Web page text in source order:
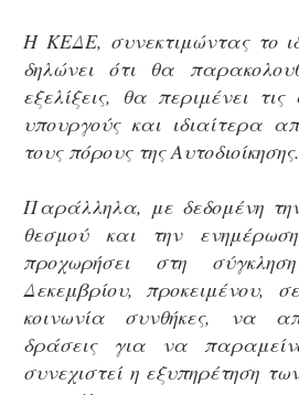
Η ΚΕΔΕ, συνεκτιμώντας το
δηλώνει ότι θα
εξελίξεις, θα περιμένει
υπουργούς και ιδιαίτερα
τους πόρους της Αυτοδιοίκησης.
Παράλληλα, με δεδομένη
θεσμού και την
προχωρήσει στη
Δεκεμβρίου, προκειμένου,
κοινωνία συνθήκες, να
δράσεις για να
συνεχιστεί η εξυπηρέτηση
Πάσχα και
εργαζόμενους
διαμάχη
FEB
4
Παροχή
1
Με